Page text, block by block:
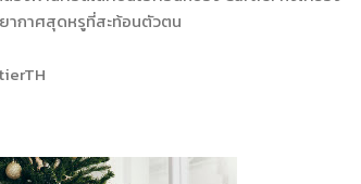
ากาศสุดหรูที่สะท้อนตัวตน